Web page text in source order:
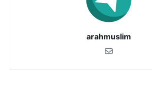
arahmuslim